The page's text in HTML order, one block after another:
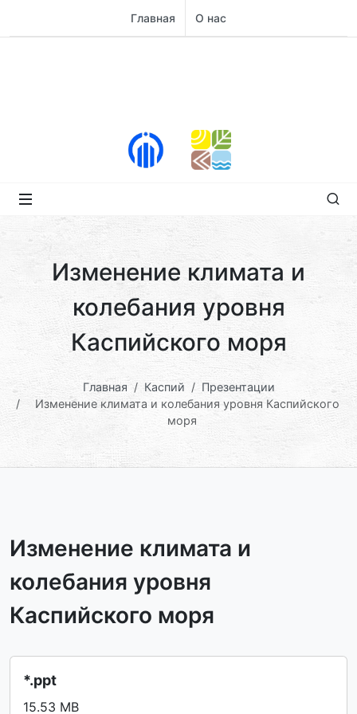
Главная О нас
Изменение климата и
колебания уровня
Каспийского моря
Главная Каспий
Презентации
Изменение климата и колебания уровня Каспийского
моря
Изменение климата и
колебания уровня
Каспийского моря
*.ppt
15.53 MB